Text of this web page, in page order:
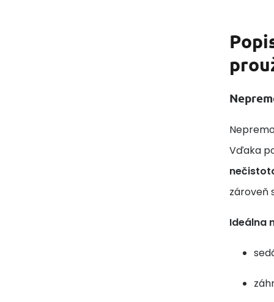
Vďaka
zároveň
Ideálna